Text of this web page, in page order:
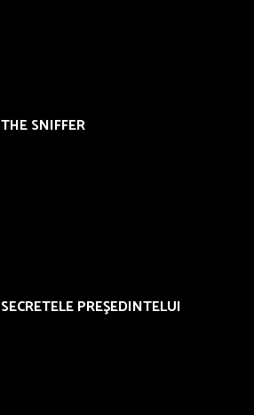
THE SNIFFER
SECRETELE PREŞEDINTELUI